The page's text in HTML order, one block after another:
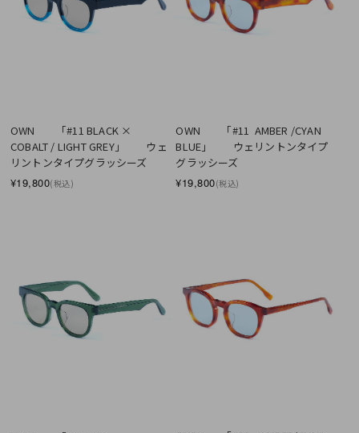
OWN　　「#11 BLACK ×
COBALT / LIGHT GREY」　　ウェ
リントンタイプグラッシーズ
¥19,800(税込)
OWN　　「#11  AMBER /CYAN
BLUE」　　ウェリントンタイプ
グラッシーズ
¥19,800(税込)